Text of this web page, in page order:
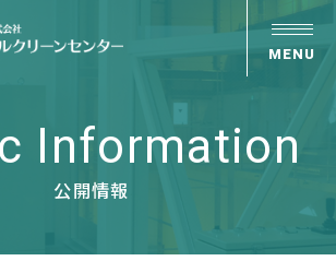
Information
公開情報